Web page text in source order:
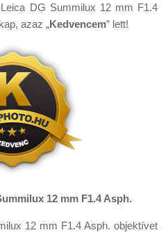
DG Summilux 12 mm F1.4
azaz „Kedvencem” lett!
12 mm F1.4 Asph.
12 mm F1.4 Asph. objektívet